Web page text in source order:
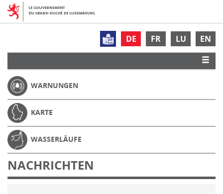
DE FR LU EN
WARNUNGEN
KARTE
WASSERLÄUFE
NACHRICHTEN